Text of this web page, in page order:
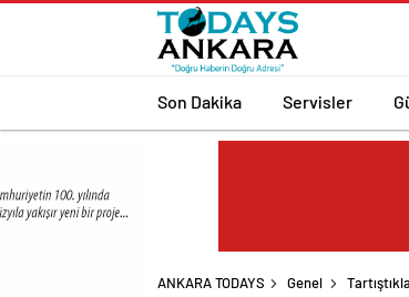
Son Dakika Servisler
ANKARA TODAYS Genel